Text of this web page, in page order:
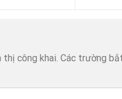
thị công khai. Các trường